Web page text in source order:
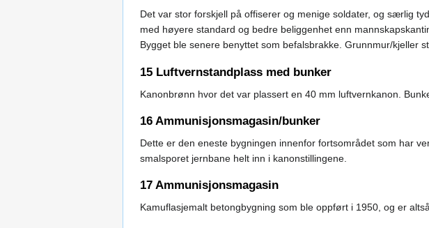
Det var stor forskjell på offiserer og menige soldater, og særlig
med høyere standard og bedre beliggenhet enn
Bygget ble senere benyttet som befalsbrakke. Grunnmur/kjeller
15 Luftvernstandplass med bunker
Kanonbrønn hvor det var plassert en 40 mm luftvernkanon.
16 Ammunisjonsmagasin/bunker
Dette er den eneste bygningen innenfor fortsområdet som har
smalsporet jernbane helt inn i kanonstillingene.
17 Ammunisjonsmagasin
Kamuflasjemalt betongbygning som ble oppført i 1950, og er